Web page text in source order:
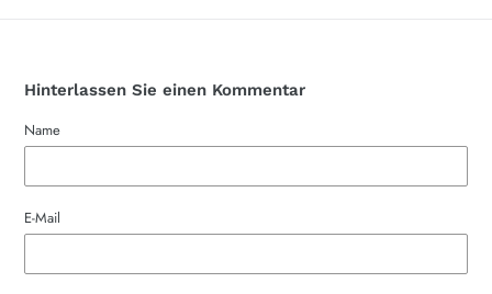
Hinterlassen Sie einen Kommentar
Name
E-Mail